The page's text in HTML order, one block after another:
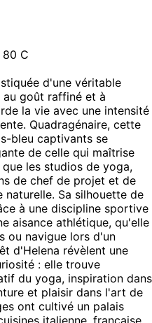
C
d'une véritable
au goût raffiné et à
la vie avec une intensité
Quadragénaire, cette
bleu captivants se
de celle qui maîtrise
les studios de yoga,
de chef de projet et de
Sa silhouette de
à une discipline sportive
aisance athlétique, qu'elle
ou navigue lors d'un
d'Helena révèlent une
: elle trouve
du yoga, inspiration dans
et plaisir dans l'art de
ont cultivé un palais
italienne, française